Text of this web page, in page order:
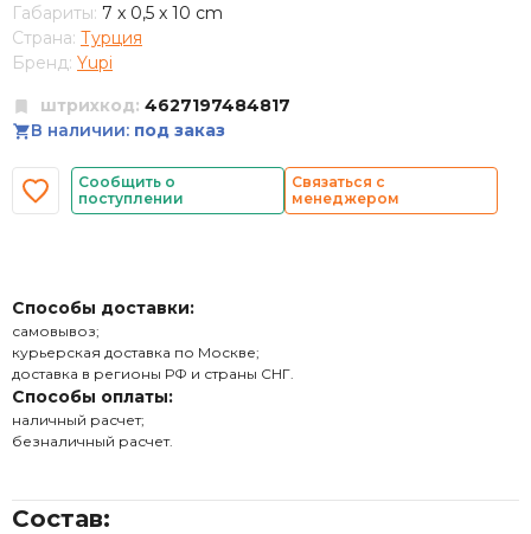
Габариты: 7 x 0,5 x 10 cm
Страна: Турция
Бренд: Yupi
штрихкод: 4627197484817
В наличии: под заказ
Сообщить о
поступлении
Связаться с
менеджером
Способы доставки:
самовывоз;
курьерская доставка по Москве;
доставка в регионы РФ и страны СНГ.
Способы оплаты:
наличный расчет;
безналичный расчет.
Состав: